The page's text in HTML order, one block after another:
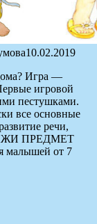
10.02.2019
Игра —
игровой
пестушками.
все основные
речи,
ПРЕДМЕТ
малышей от 7